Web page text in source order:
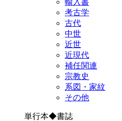
輸入書
考古学
古代
中世
近世
近現代
補任関連
宗教史
系図・家紋
その他
単行本◆書誌